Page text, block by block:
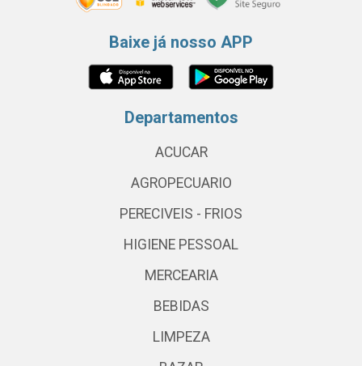
Baixe já nosso APP
Departamentos
ACUCAR
AGROPECUARIO
PERECIVEIS - FRIOS
HIGIENE PESSOAL
MERCEARIA
BEBIDAS
LIMPEZA